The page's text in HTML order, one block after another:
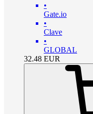
•
Gate.io
•
Clave
•
GLOBAL
32.48 EUR